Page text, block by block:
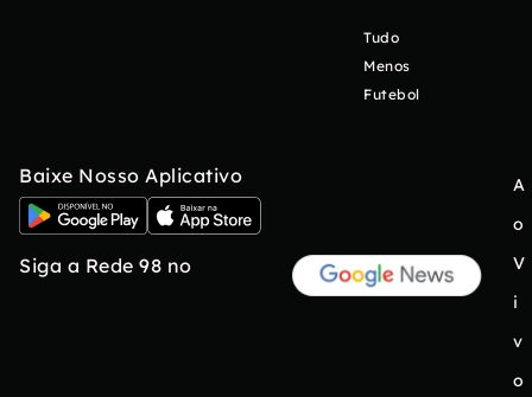
Tudo
Menos
Futebol
Baixe Nosso Aplicativo
Siga a Rede 98 no
A
o
V
i
v
o